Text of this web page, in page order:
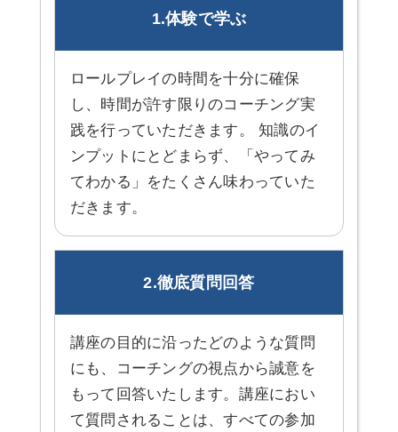
1.体験で学ぶ
ロールプレイの時間を十分に確保
し、時間が許す限りのコーチング実
践を行っていただきます。 知識のイ
ンプットにとどまらず、「やってみ
てわかる」をたくさん味わっていた
だきます。
2.徹底質問回答
講座の目的に沿ったどのような質問
にも、コーチングの視点から誠意を
もって回答いたします。講座におい
て質問されることは、すべての参加